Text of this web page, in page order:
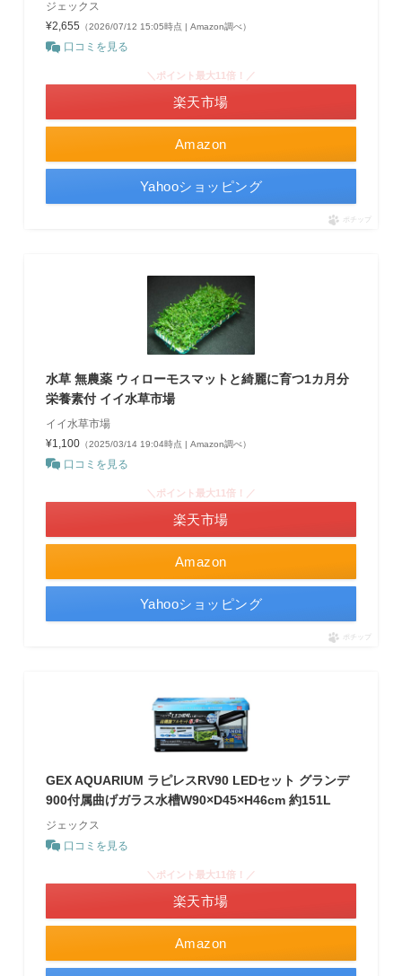
ジェックス
¥2,655 （2026/07/12 15:05時点 | Amazon調べ）
口コミを見る
Amazon
＼ポイント最大11倍！／
楽天市場
Yahooショッピング
ポチップ
水草 無農薬 ウィローモスマットと綺麗に育つ1カ月分
栄養素付 イイ水草市場
イイ水草市場
¥1,100（2025/03/14 19:04時点 | Amazon調べ）
口コミを見る
Amazon
＼ポイント最大11倍！／
楽天市場
Yahooショッピング
ポチップ
GEX AQUARIUM ラピレスRV90 LEDセット グランデ
900付属曲げガラス水槽W90×D45×H46cm 約151L
ジェックス
口コミを見る
Amazon
＼ポイント最大11倍！／
楽天市場